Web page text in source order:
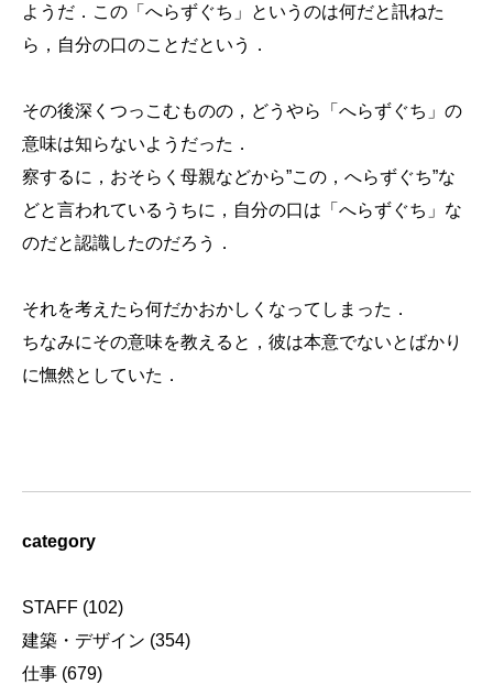
ようだ．この「へらずぐち」というのは何だと訊ねた
ら，自分の口のことだという．
その後深くつっこむものの，どうやら「へらずぐち」の
意味は知らないようだった．
察するに，おそらく母親などから”この，へらずぐち”な
どと言われているうちに，自分の口は「へらずぐち」な
のだと認識したのだろう．
それを考えたら何だかおかしくなってしまった．
ちなみにその意味を教えると，彼は本意でないとばかり
に憮然としていた．
category
STAFF (102)
建築・デザイン (354)
仕事 (679)